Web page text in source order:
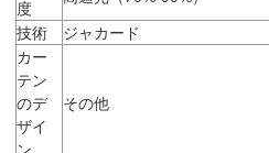
度
技術
ジャカード
カー
テン
のデ
ザイ
ン
その他